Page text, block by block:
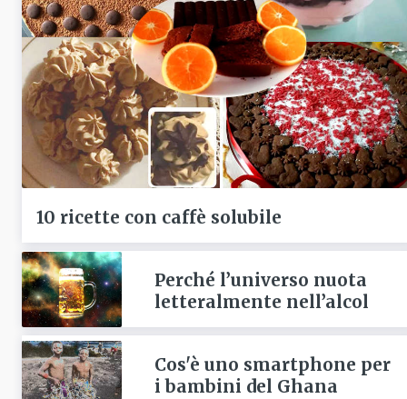
10 ricette con caffè solubile
Perché l’universo nuota
letteralmente nell’alcol
Cos'è uno smartphone per
i bambini del Ghana